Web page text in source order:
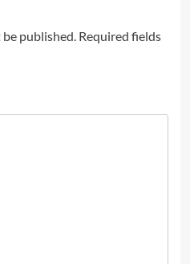
published. Required fields